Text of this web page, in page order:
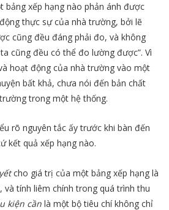
bảng xếp hạng nào phản ánh được
thực sự của nhà trường, bởi lẽ
cũng đều đáng phải đo, và không
cũng đều có thể đo lường được”. Vì
hoạt động của nhà trường vào một
bất khả, chưa nói đến bản chất
trong một hệ thống.
rõ nguyên tắc ấy trước khi bàn đến
kết quả xếp hạng nào.
cho giá trị của một bảng xếp hạng là
và tính liêm chính trong quá trình thu
kiện cần là một bộ tiêu chí không chỉ